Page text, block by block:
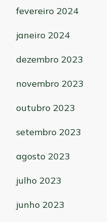
fevereiro 2024
janeiro 2024
dezembro 2023
novembro 2023
outubro 2023
setembro 2023
agosto 2023
julho 2023
junho 2023